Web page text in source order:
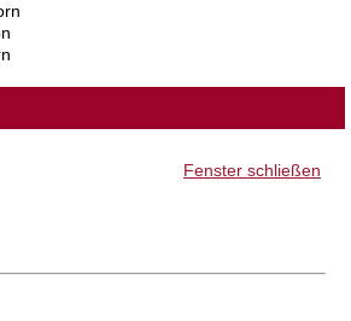
Fenster schließen